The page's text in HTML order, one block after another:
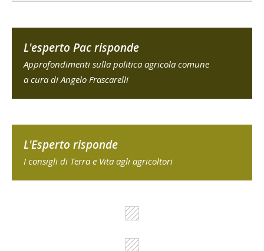
L'esperto Pac risponde
Approfondimenti sulla politica agricola comune
a cura di Angelo Frascarelli
L'Esperto risponde
I consigli di Terra e Vita agli agricoltori